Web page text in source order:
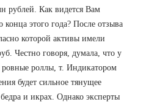
рублей. Как видется Вам
этого года? После отзыва
которой активы имели
Честно говоря, думала, что у
ровные роллы, т. Индикатором
будет сильное тянущее
и икрах. Однако эксперты